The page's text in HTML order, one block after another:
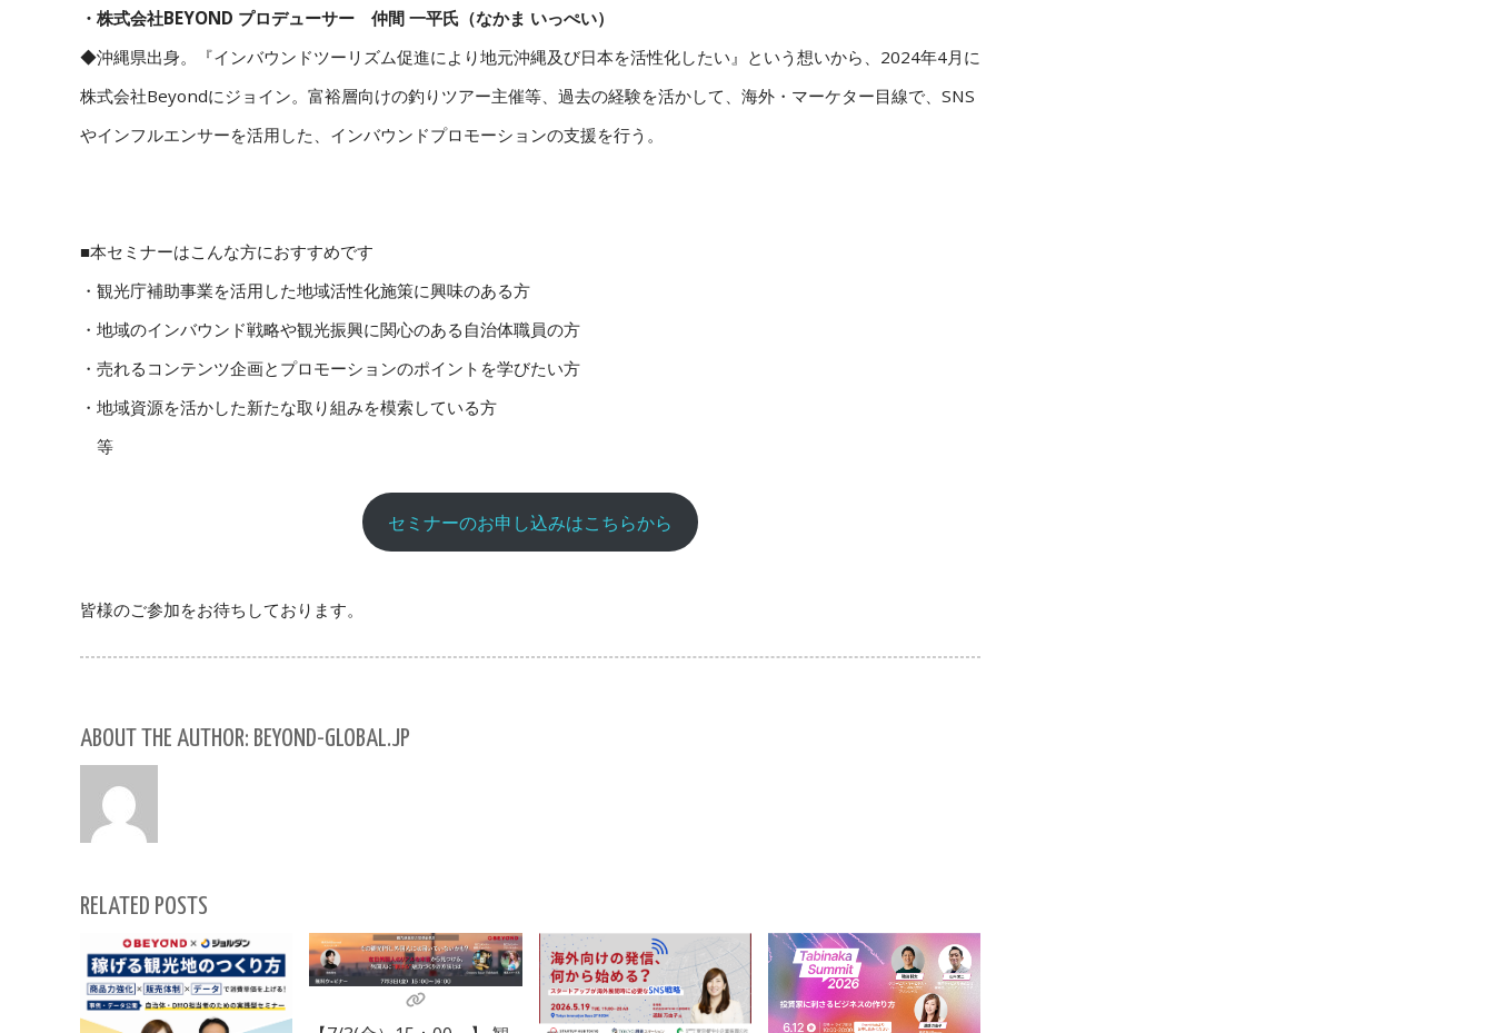
・株式会社BEYOND プロデューサー 仲間 一平氏（なかま いっぺい）
◆沖縄県出身。『インバウンドツーリズム促進により地元沖縄及び日本を活性化したい』という想いから、2024年4月に
株式会社Beyondにジョイン。富裕層向けの釣りツアー主催等、過去の経験を活かして、海外・マーケター目線で、SNS
やインフルエンサーを活用した、インバウンドプロモーションの支援を行う。
■本セミナーはこんな方におすすめです
・観光庁補助事業を活用した地域活性化施策に興味のある方
・地域のインバウンド戦略や観光振興に関心のある自治体職員の方
・売れるコンテンツ企画とプロモーションのポイントを学びたい方
・地域資源を活かした新たな取り組みを模索している方
等
セミナーのお申し込みはこちらから
皆様のご参加をお待ちしております。
ABOUT THE AUTHOR: BEYOND-GLOBAL.JP
RELATED POSTS